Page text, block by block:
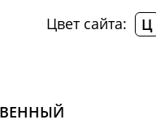
Цвет сайта: Ц